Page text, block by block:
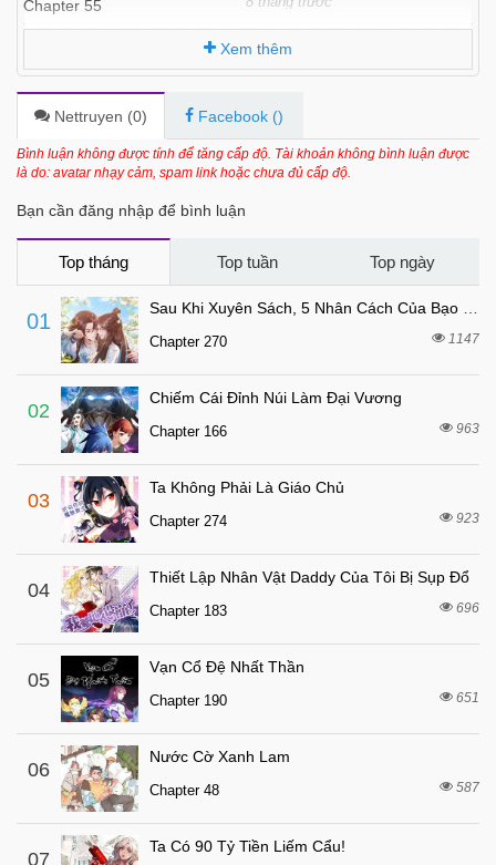
Chapter 55
Chapter 53 8 tháng trước
Chapter 52 8 tháng trước
Chapter 51 8 tháng trước
8 tháng trước
Chapter 48 8 tháng trước
Chapter 47
Chapter 46
Chapter 45
Chapter 44 8 tháng trước
Chapter 43
Chapter 42
Chapter 41
Chapter 40 8 tháng trước
Chapter 39 8 tháng trước
Chapter 38
Chapter 37 8 tháng trước
Chapter 36
Chapter 35 8 tháng trước
Chapter 34
Chapter 33
Chapter 32 8 tháng trước
Xem thêm
Nettruyen (0) Facebook ()
Bình luận không được tính để tăng cấp độ. Tài khoản không bình luận được
là do: avatar nhạy cảm, spam link hoặc chưa đủ cấp độ.
Bạn cần đăng nhập để bình luận
Top tháng Top tuần Top ngày
01
Chapter 270 1147
02
Chiếm Cái Đỉnh Núi Làm Đại Vương
Chapter 166 963
03
Ta Không Phải Là Giáo Chủ
Chapter 274 923
04
Thiết Lập Nhân Vật Daddy Của Tôi Bị Sụp Đổ
Chapter 183 696
05
Vạn Cổ Đệ Nhất Thần
Chapter 190 651
06
Nước Cờ Xanh Lam
Chapter 48 587
07
Ta Có 90 Tỷ Tiền Liếm Cẩu!